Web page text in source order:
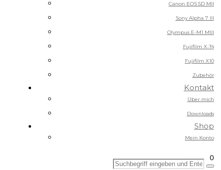
Canon EOS 5D MII
Sony Alpha 7 III
Olympus E-M1 MIII
Fujifilm X-T4
Fujifilm X10
Zubehör
Kontakt
Über mich
Downloads
Shop
Mein Konto
0